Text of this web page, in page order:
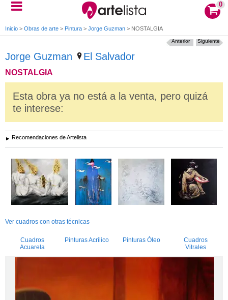
0
Inicio > Obras de arte > Pintura > Jorge Guzman > NOSTALGIA
Jorge Guzman El Salvador
NOSTALGIA
Siguiente
Anterior
Esta obra ya no está a la venta, pero quizá
te interese:
Recomendaciones de Artelista
Ver cuadros con otras técnicas
Cuadros
Acuarela
Pinturas Acrílico Pinturas Óleo
Cuadros
Vitrales